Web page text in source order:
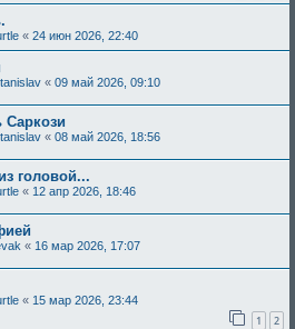
« 24 июн 2026, 22:40
« 09 май 2026, 09:10
Саркози
« 08 май 2026, 18:56
головой...
« 12 апр 2026, 18:46
« 16 мар 2026, 17:07
« 15 мар 2026, 23:44
1 2